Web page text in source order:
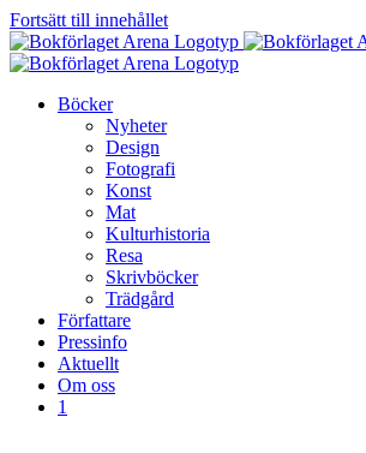
Fortsätt till innehållet
Böcker
Nyheter
Design
Fotografi
Konst
Mat
Kulturhistoria
Resa
Skrivböcker
Trädgård
Författare
Pressinfo
Aktuellt
Om oss
1